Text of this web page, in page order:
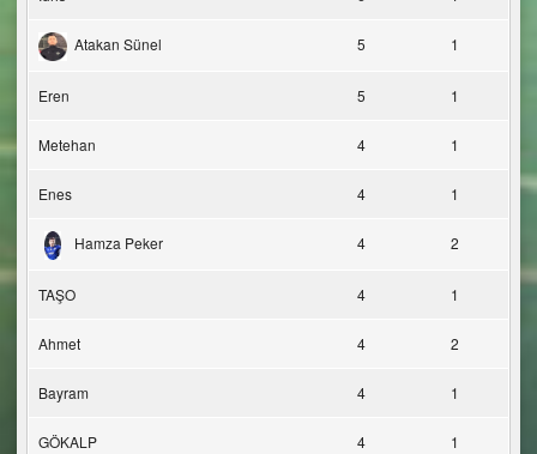
Atakan Sünel 5 1
Eren 5 1
Metehan 4 1
Enes 4 1
Hamza Peker 4 2
TAŞO 4 1
Ahmet 4 2
Bayram 4 1
GÖKALP 4 1